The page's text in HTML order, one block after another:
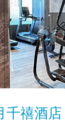
千禧酒店